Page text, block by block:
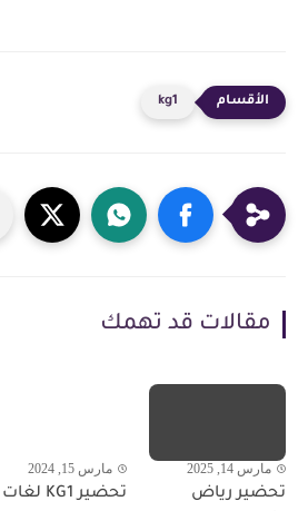
kg1
مقالات قد تهمك
مارس 14, 2025
تحضير رياض
مارس 15, 2024
تحضير KG1 لغات